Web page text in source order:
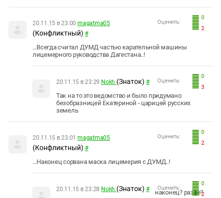
0
2
Оценить:
20.11.15 в 23:00 magatma05
(Конфликтный) #
...Всегда считал ДУМД частью карательной машины
лицемерного руководства Дагестана..!
0
3
Оценить:
20.11.15 в 23:29 Nokh (Знаток) #
Так на то это ведомство и было придумано
безобразницей Екатериной - царицей русских
земель
0
2
Оценить:
20.11.15 в 23:01 magatma05
(Конфликтный) #
...Наконец сорвана маска лицемерия с ДУМД..!
0
2
Оценить:
20.11.15 в 23:28 Nokh (Знаток) # наконец? разве?